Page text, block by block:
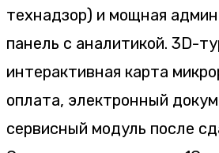
технадзор) и мощная
панель с аналитикой. 3D-
интерактивная карта
оплата, электронный
сервисный модуль после